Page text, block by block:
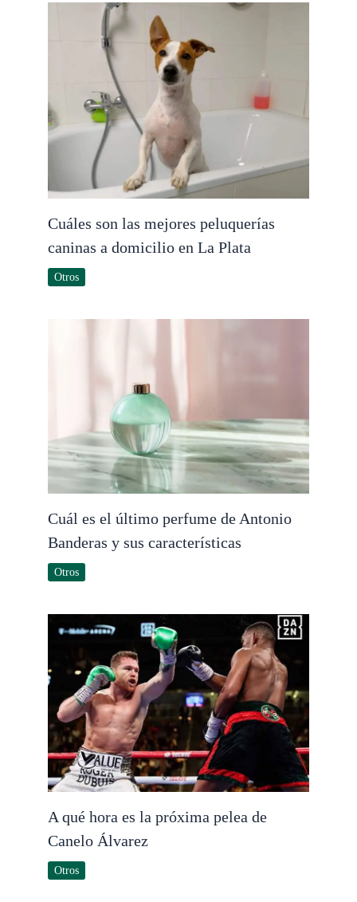
Cuáles son las mejores peluquerías
caninas a domicilio en La Plata
Otros
Cuál es el último perfume de Antonio
Banderas y sus características
Otros
A qué hora es la próxima pelea de
Canelo Álvarez
Otros